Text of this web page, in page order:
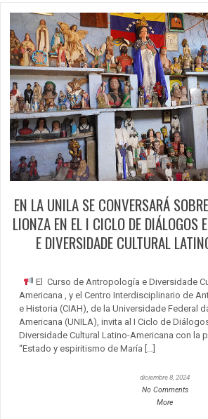
EN LA UNILA SE CONVERSARÁ
LIONZA EN EL I CICLO DE DIÁLOGOS
E DIVERSIDADE CULTURAL
El Curso de Antropología e Diversidade
Americana , y el Centro Interdisciplinario de
e Historia (CIAH), de la Universidade Federal
Americana (UNILA), invita al I Ciclo de
Diversidade Cultural Latino-Americana con la
“Estado y espiritismo de María […]
diciembre 8, 2024
No Comments
More